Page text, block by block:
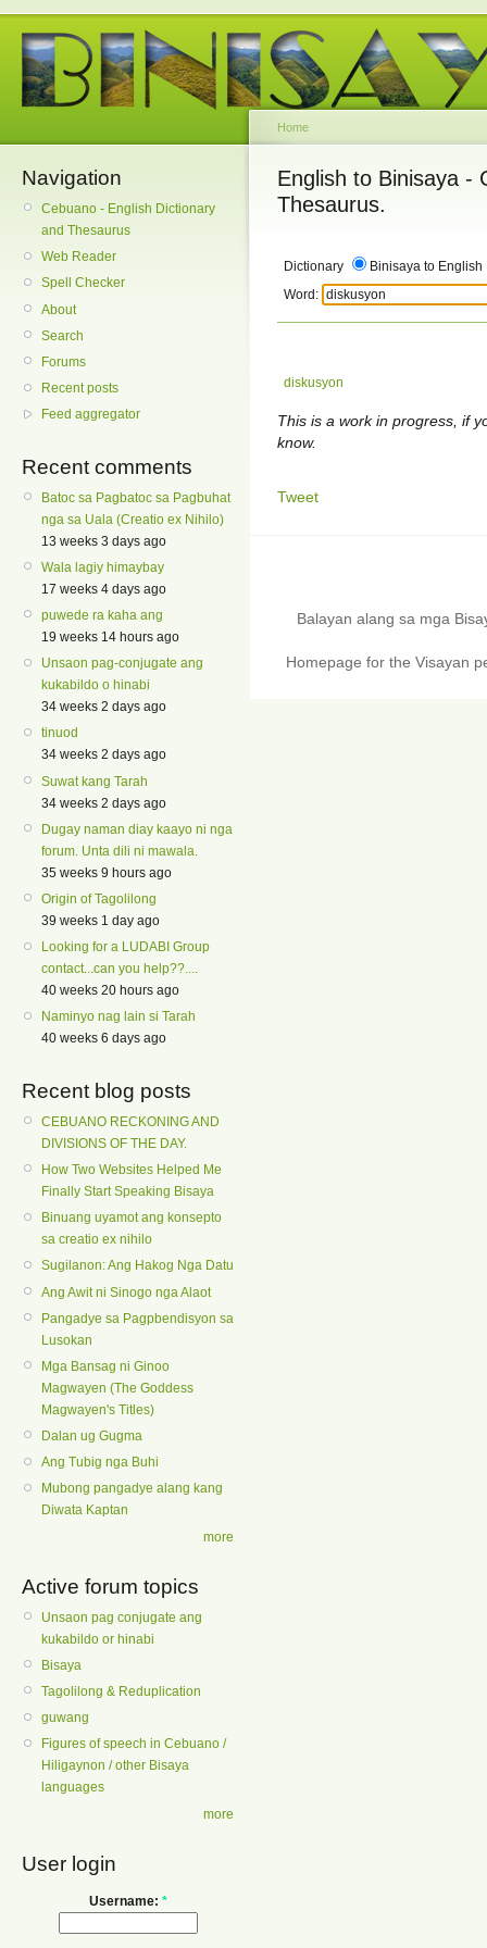
Navigation
Cebuano - English Dictionary
and Thesaurus
Web Reader
Spell Checker
About
Search
Forums
Recent posts
Feed aggregator
Recent comments
Batoc sa Pagbatoc sa Pagbuhat
nga sa Uala (Creatio ex Nihilo)
13 weeks 3 days ago
Wala lagiy himaybay
17 weeks 4 days ago
puwede ra kaha ang
19 weeks 14 hours ago
Unsaon pag-conjugate ang
kukabildo o hinabi
34 weeks 2 days ago
tinuod
34 weeks 2 days ago
Suwat kang Tarah
34 weeks 2 days ago
Dugay naman diay kaayo ni nga
forum. Unta dili ni mawala.
35 weeks 9 hours ago
Origin of Tagolilong
39 weeks 1 day ago
Looking for a LUDABI Group
contact...can you help??....
40 weeks 20 hours ago
Naminyo nag lain si Tarah
40 weeks 6 days ago
Recent blog posts
CEBUANO RECKONING AND
DIVISIONS OF THE DAY.
How Two Websites Helped Me
Finally Start Speaking Bisaya
Binuang uyamot ang konsepto
sa creatio ex nihilo
Sugilanon: Ang Hakog Nga Datu
Ang Awit ni Sinogo nga Alaot
Pangadye sa Pagpbendisyon sa
Lusokan
Mga Bansag ni Ginoo
Magwayen (The Goddess
Magwayen's Titles)
Dalan ug Gugma
Ang Tubig nga Buhi
Mubong pangadye alang kang
Diwata Kaptan
more
Active forum topics
Unsaon pag conjugate ang
kukabildo or hinabi
Bisaya
Tagolilong & Reduplication
guwang
Figures of speech in Cebuano /
Hiligaynon / other Bisaya
languages
more
User login
Username: *
Home
English to Binisaya -
Thesaurus.
Dictionary
Binisaya to English
Word:
diskusyon
This is a work in progress, if
know.
Tweet
Balayan alang sa mga
Homepage for the Visayan